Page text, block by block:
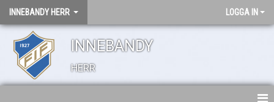
INNEBANDY HERR LOGGA IN
INNEBANDY
HERR